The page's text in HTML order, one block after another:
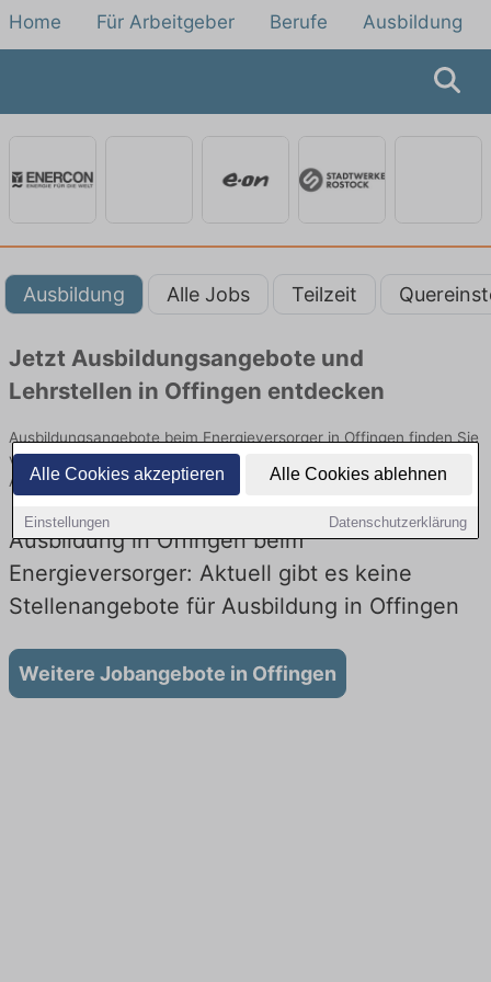
Alle Cookies akzeptieren Alle Cookies ablehnen
Einstellungen Datenschutzerklärung
Home Für Arbeitgeber Berufe Ausbildung
Ausbildung Alle Jobs Teilzeit
Jetzt Ausbildungsangebote und
Lehrstellen in Offingen entdecken
Ausbildungsangebote beim Energieversorger in Offingen finden Sie
von namhaften Firmen. Entdecken Sie freie Optionen von Top-
Arbeitgebern und bewerben Sie sich noch heute.
Ausbildung in Offingen beim
Energieversorger: Aktuell gibt es keine
Stellenangebote für Ausbildung in Offingen
Weitere Jobangebote in Offingen